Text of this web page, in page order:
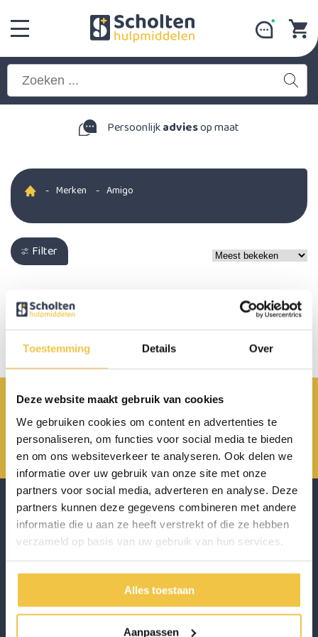
Toestemming Details Over
Deze website maakt gebruik van cookies
We gebruiken cookies om content en advertenties te
personaliseren, om functies voor social media te bieden
en om ons websiteverkeer te analyseren. Ook delen we
informatie over uw gebruik van onze site met onze
partners voor social media, adverteren en analyse. Deze
partners kunnen deze gegevens combineren met andere
informatie die u aan ze heeft verstrekt of die ze hebben
verzameld op basis van uw gebruik van hun services.
Alles toestaan
Aanpassen
Persoonlijkadviesop maat
- Merken - Amigo
Filter
info@scholten-hulpmiddelen.nl
0485 800 814
Achterbroek 15 6596 MP Milsbeek
Scholten Hulpmiddelen onderscheidt zich door het leveren van
van de klant bevorderd. Met focus op kwaliteit en persoonlijke service,
biedt Scholten Hulpmiddelen betrouwbare oplossingen.
Schrijf je in voor de nieuwsbrief